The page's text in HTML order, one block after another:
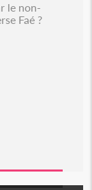
le non-
Faé ?